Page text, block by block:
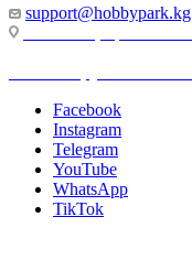
support@hobbypark.kg
Facebook
Instagram
Telegram
YouTube
WhatsApp
TikTok